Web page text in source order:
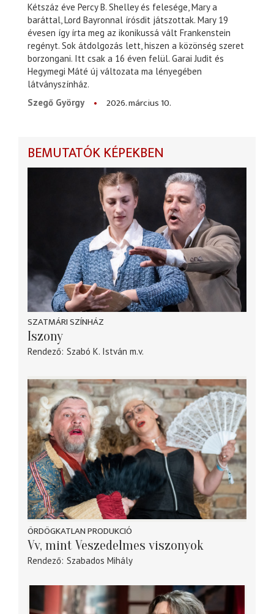
Kétszáz éve Percy B. Shelley és felesége, Mary a
baráttal, Lord Bayronnal írósdit játszottak. Mary 19
évesen így írta meg az ikonikussá vált Frankenstein
regényt. Sok átdolgozás lett, hiszen a közönség szeret
borzongani. Itt csak a 16 éven felül. Garai Judit és
Hegymegi Máté új változata ma lényegében
látványszínház.
Szegő György
2026. március 10.
BEMUTATÓK KÉPEKBEN
SZATMÁRI SZÍNHÁZ
Iszony
Rendező Szabó K. István m.v.
ÖRDÖGKATLAN PRODUKCIÓ
Vv, mint Veszedelmes viszonyok
Rendező Szabados Mihály